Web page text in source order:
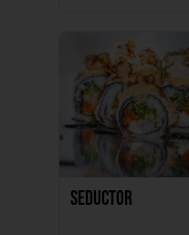
Seductor